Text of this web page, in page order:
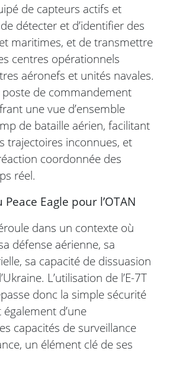
de capteurs actifs et
détecter et d’identifier des
maritimes, et de transmettre
centres opérationnels
aéronefs et unités navales.
de commandement
une vue d’ensemble
de bataille aérien, facilitant
trajectoires inconnues, et
coordonnée des
réel.
Eagle pour l’OTAN
dans un contexte où
défense aérienne, sa
sa capacité de dissuasion
L’utilisation de l’E-7T
donc la simple sécurité
également d’une
capacités de surveillance
un élément clé de ses